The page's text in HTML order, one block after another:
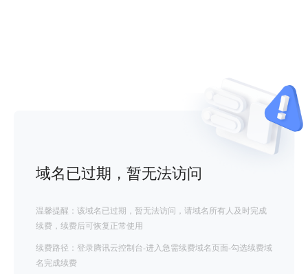
域名已过期，暂无法访问
温馨提醒：该域名已过期，暂无法访问，请域名所有人及时完成
续费，续费后可恢复正常使用
续费路径：登录腾讯云控制台-进入急需续费域名页面-勾选续费域
名完成续费